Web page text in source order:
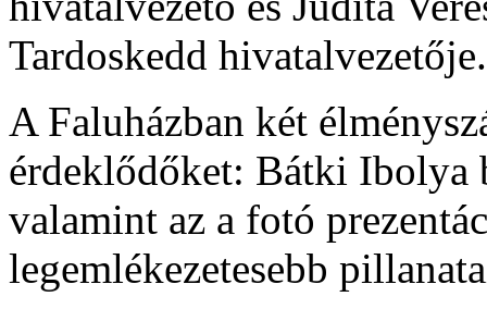
Tardoskedd hivatalvezetője.
A Faluházban két
érdeklődőket: Bátki Ibolya
valamint az a fotó
legemlékezetesebb